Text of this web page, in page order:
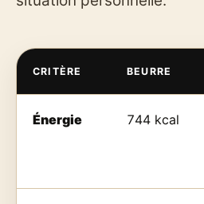
CRITÈRE BEURRE
Énergie 744 kcal